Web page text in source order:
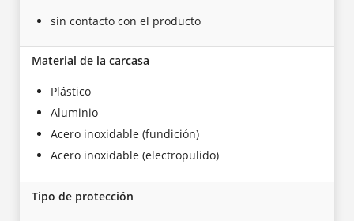
sin contacto con el producto
Material de la carcasa
Plástico
Aluminio
Acero inoxidable (fundición)
Acero inoxidable (electropulido)
Tipo de protección